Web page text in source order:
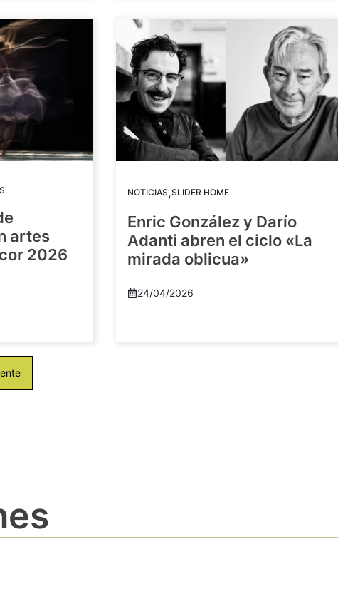
artes
2026
NOTICIAS,SLIDER HOME
Enric González y Darío
Adanti abren el ciclo «La
mirada oblicua»
24/04/2026